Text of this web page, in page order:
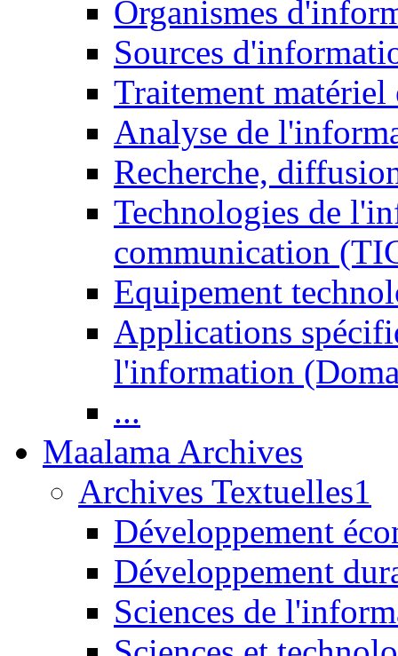
Organismes
Sources
Traitement matériel
Analyse de
Recherche,
Technologies de
communication
Equipement
Applications
l'information
...
Maalama Archives
Archives Textuelles1
Développement
Développement
Sciences de